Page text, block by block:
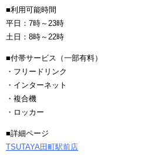
■利用可能時間
平日：7時～23時
土日：8時～22時
■付帯サービス（一部有料）
・フリードリンク
・インターネット
・複合機
・ロッカー
■詳細ページ
TSUTAYA田町駅前店